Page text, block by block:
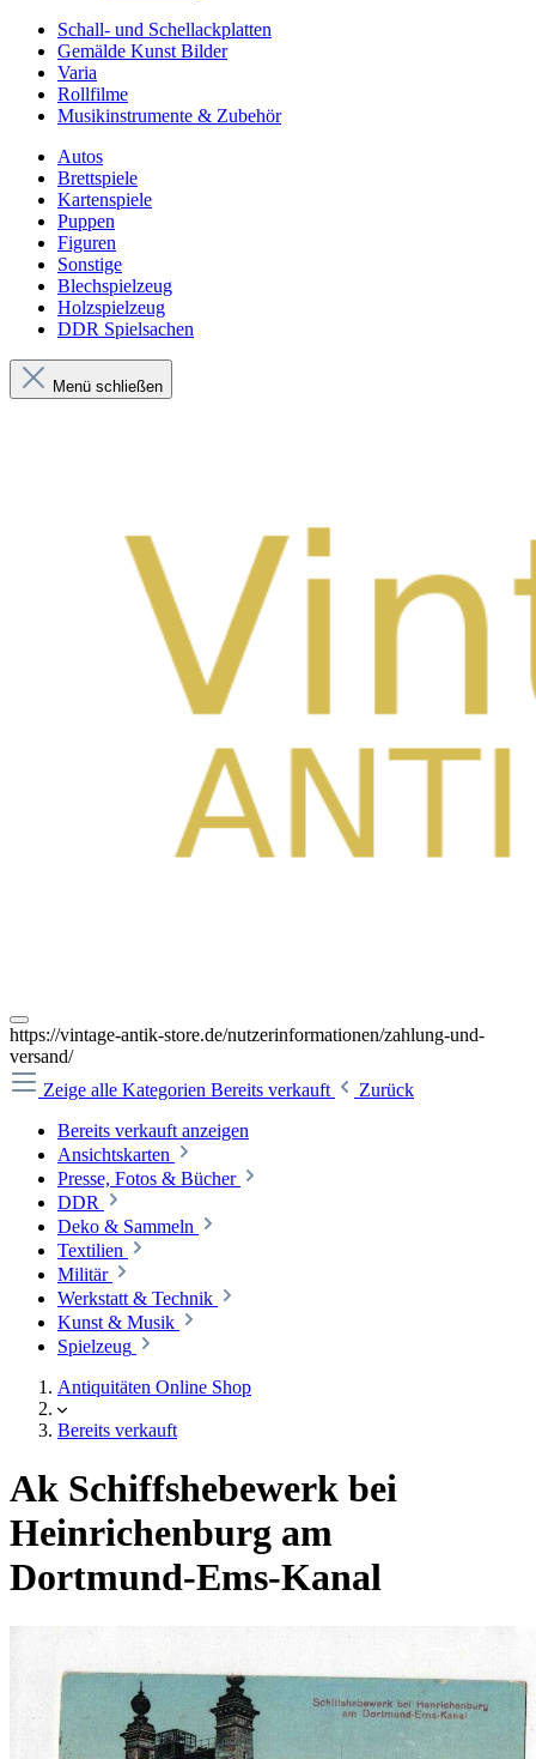
Schall- und Schellackplatten
Gemälde Kunst Bilder
Varia
Rollfilme
Musikinstrumente & Zubehör
Autos
Brettspiele
Kartenspiele
Puppen
Figuren
Sonstige
Blechspielzeug
Holzspielzeug
DDR Spielsachen
Menü schließen
https://vintage-antik-store.de/nutzerinformationen/zahlung-und-
versand/
Zeige alle Kategorien Bereits verkauft
Zurück
Bereits verkauft anzeigen
Ansichtskarten
Presse, Fotos & Bücher
DDR
Deko & Sammeln
Textilien
Militär
Werkstatt & Technik
Kunst & Musik
Spielzeug
Antiquitäten Online Shop
Bereits verkauft
Ak Schiffshebewerk bei
Heinrichenburg am
Dortmund-Ems-Kanal